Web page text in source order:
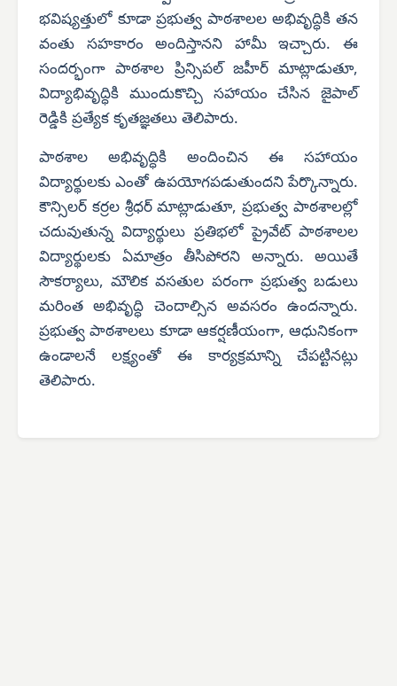
భవిష్యత్తులో కూడా ప్రభుత్వ పాఠశాలల అభివృద్ధికి తన
వంతు సహకారం అందిస్తానని హామీ ఇచ్చారు. ఈ
సందర్భంగా పాఠశాల ప్రిన్సిపల్ జహీర్ మాట్లాడుతూ,
విద్యాభివృద్ధికి ముందుకొచ్చి సహాయం చేసిన జైపాల్
రెడ్డికి ప్రత్యేక కృతజ్ఞతలు తెలిపారు.
పాఠశాల అభివృద్ధికి అందించిన ఈ సహాయం
విద్యార్థులకు ఎంతో ఉపయోగపడుతుందని పేర్కొన్నారు.
కౌన్సిలర్ కర్రల శ్రీధర్ మాట్లాడుతూ, ప్రభుత్వ పాఠశాలల్లో
చదువుతున్న విద్యార్థులు ప్రతిభలో ప్రైవేట్ పాఠశాలల
విద్యార్థులకు ఏమాత్రం తీసిపోరని అన్నారు. అయితే
సౌకర్యాలు, మౌలిక వసతుల పరంగా ప్రభుత్వ బడులు
మరింత అభివృద్ధి చెందాల్సిన అవసరం ఉందన్నారు.
ప్రభుత్వ పాఠశాలలు కూడా ఆకర్షణీయంగా, ఆధునికంగా
ఉండాలనే లక్ష్యంతో ఈ కార్యక్రమాన్ని చేపట్టినట్లు
తెలిపారు.